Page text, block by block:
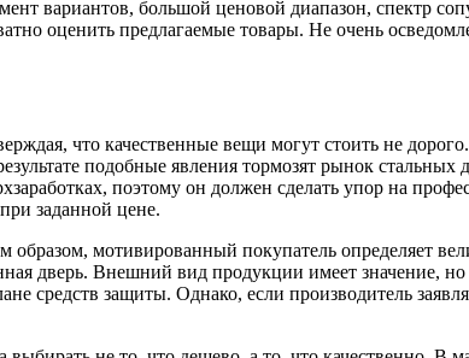
вариантов, большой ценовой диапазон, спектр
оценить предлагаемые товары. Не очень
что качественные вещи могут стоить не
подобные явления тормозят рынок стальных
поэтому он должен сделать упор на
заданной цене.
мотивированный покупатель определяет
дверь. Внешний вид продукции имеет значение,
средств защиты. Однако, если производитель